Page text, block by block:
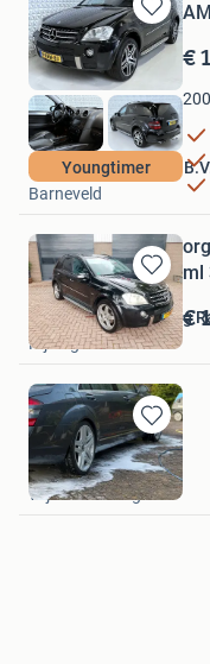
Bewaren
in
Mijn
Favorieten
Youngtimer
€
Autobedrijf Leeuwis
Barneveld
Bewaren
in
Mijn
Favorieten
ml
€
Handelsonderneming
Nijmegen
Bewaren
in
Mijn
Favorieten
Robert
Wijk en Aalburg